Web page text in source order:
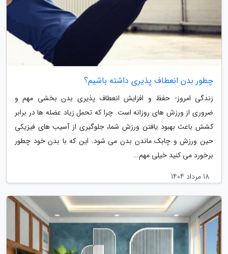
چطور بدن انعطاف پذیری داشته باشیم؟
زندگی امروز- حفظ و افزایش انعطاف پذیری بدن بخشی مهم و
ضروری از ورزش های روزانه است. چرا که تحمل زیاد عضله ها در برابر
کشش باعث بهبود یافتن ورزش شما، جلوگیری از آسیب های فیزیکی
حین ورزش و چابک ماندن بدن می شود. این که با بدن خود چطور
برخورد می کنید خیلی مهم...
18 مرداد 1404